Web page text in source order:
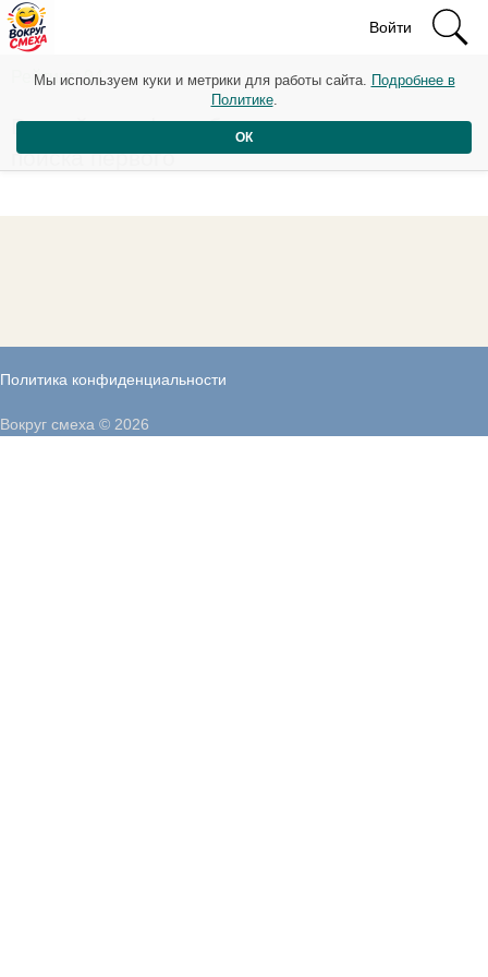
Войти
Рейтинг: 94
Второй телефон обычно используется для
поиска первого
Политика конфиденциальности
Мы используем куки и метрики для работы сайта. Подробнее в
Политике.
ОК
Вокруг смеха © 2026